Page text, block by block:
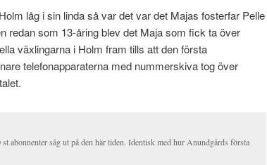
låg i sin linda så var det var det Majas fosterfar Pelle
redan som 13-åring blev det Maja som fick ta över
växlingarna i Holm fram tills att den första
telefonapparaterna med nummerskiva tog över
abonnenter såg ut på den här tiden. Identisk med hur Anundgårds första